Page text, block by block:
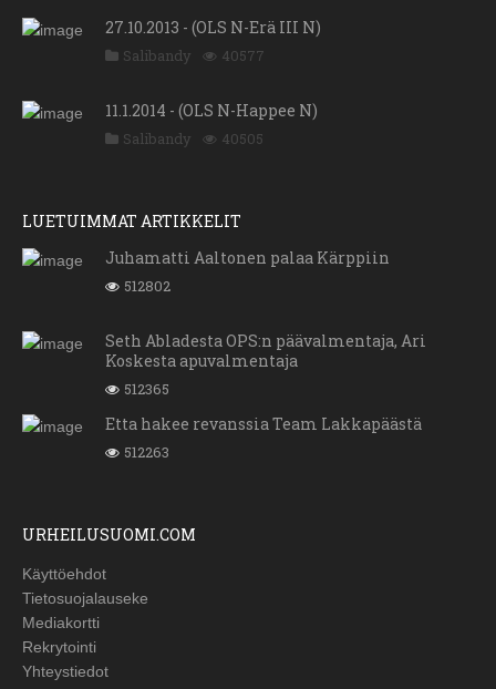
27.10.2013 - (OLS N-Erä III N)
Salibandy 40577
11.1.2014 - (OLS N-Happee N)
Salibandy 40505
LUETUIMMAT ARTIKKELIT
Juhamatti Aaltonen palaa Kärppiin
512802
Seth Abladesta OPS:n päävalmentaja, Ari
Koskesta apuvalmentaja
512365
Etta hakee revanssia Team Lakkapäästä
512263
URHEILUSUOMI.COM
Käyttöehdot
Tietosuojalauseke
Mediakortti
Rekrytointi
Yhteystiedot